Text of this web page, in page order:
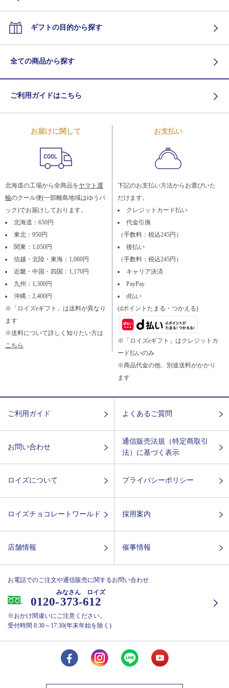
ギフトの目的から探す
全ての商品から探す
ご利用ガイドはこちら
お届けに関して
北海道の工場から全商品をヤマト運
輸のクール便(一部離島地域はゆうパ
ック)でお届けしております。
北海道：650円
東北：950円
関東：1,050円
信越・北陸・東海：1,080円
近畿・中国・四国：1,170円
九州：1,300円
沖縄：2,400円
※「ロイズeギフト」は送料が異なり
ます
※送料について詳しく知りたい方は
こちら
お支払い
下記のお支払い方法からお選びいた
だけます。
クレジットカード払い
代金引換
（手数料：税込245円）
後払い
（手数料：税込245円）
キャリア決済
PayPay
d払い
(dポイントたまる・つかえる)
※「ロイズeギフト」はクレジットカ
ード払いのみ
※商品代金の他、別途送料がかかり
ます
ご利用ガイド よくあるご質問
お問い合わせ
通信販売法規（特定商取引
法）に基づく表示
ロイズについて プライバシーポリシー
ロイズチョコレートワールド 採用案内
店舗情報 催事情報
お電話でのご注文や通信販売に関するお問い合わせ
0120-373-612
みなさん ロイズ
※おかけ間違いにご注意ください。
受付時間 8:30～17:30(年末年始を除く)